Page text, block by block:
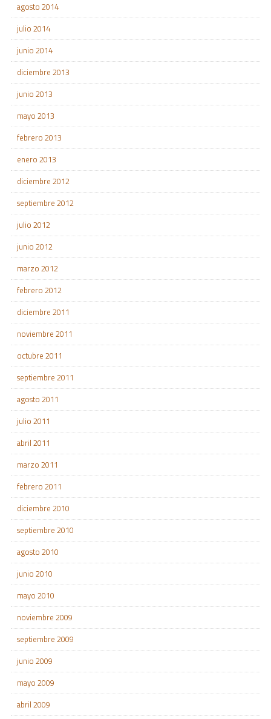
agosto 2014
julio 2014
junio 2014
diciembre 2013
junio 2013
mayo 2013
febrero 2013
enero 2013
diciembre 2012
septiembre 2012
julio 2012
junio 2012
marzo 2012
febrero 2012
diciembre 2011
noviembre 2011
octubre 2011
septiembre 2011
agosto 2011
julio 2011
abril 2011
marzo 2011
febrero 2011
diciembre 2010
septiembre 2010
agosto 2010
junio 2010
mayo 2010
noviembre 2009
septiembre 2009
junio 2009
mayo 2009
abril 2009